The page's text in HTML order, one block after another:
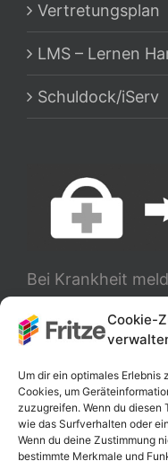
Cookie-
Um dir ein optimales
Cookies, um
zuzugreifen. Wenn du diesen
wie das Surfverhalten oder
Wenn du deine Zustimmung
bestimmte Merkmale und
Vertretungsplan
LMS – Lernen
Schuldock/iServ
Bei Krankheit
TRANSLATE